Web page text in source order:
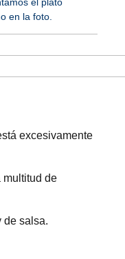
en la foto.
excesivamente
multitud de
de salsa.